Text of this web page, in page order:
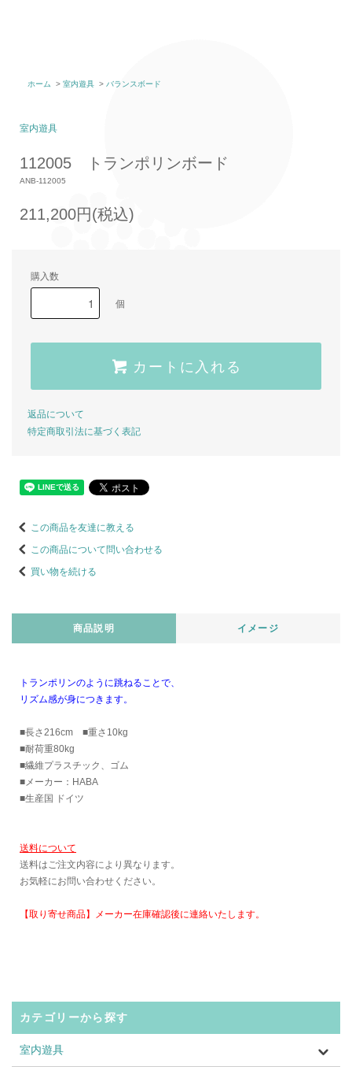
ホーム > 室内遊具 > バランスボード
室内遊具
112005 トランポリンボード
ANB-112005
211,200円(税込)
購入数
個
カートに入れる
返品について
特定商取引法に基づく表記
この商品を友達に教える
この商品について問い合わせる
買い物を続ける
商品説明 イメージ
トランポリンのように跳ねることで、
リズム感が身につきます。
■長さ216cm ■重さ10kg
■耐荷重80kg
■繊維プラスチック、ゴム
■メーカー：HABA
■生産国 ドイツ
送料について
送料はご注文内容により異なります。
お気軽にお問い合わせください。
【取り寄せ商品】メーカー在庫確認後に連絡いたします。
カテゴリーから探す
室内遊具